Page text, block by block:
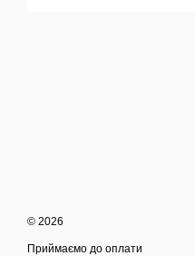
© 2026
Приймаємо до оплати